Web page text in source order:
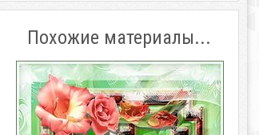
Похожие материалы...